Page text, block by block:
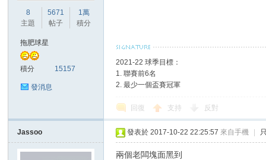
頓
8
主題
5671
帖子
1萬
積分
拖肥球星
積分 15157
發消息
2021-22 球季目標：
1. 聯賽前6名
2. 最少一個盃賽冠軍
回復 支持 反對
Jassoo 發表於 2017-10-22 22:25:57 來自手機
兩個老闆塊面黑到